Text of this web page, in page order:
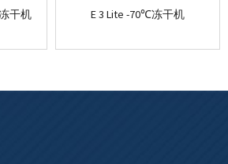
干机 E 3 Lite -70℃冻干机